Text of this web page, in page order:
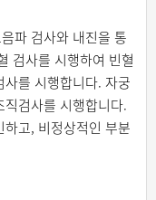
파 검사와 내진을 통
검사를 시행하여 빈혈
를 시행합니다. 자궁
검사를 시행합니다.
고, 비정상적인 부분